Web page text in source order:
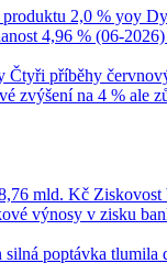
2,0 % yoy
4,96 % (06-2026)
Čtyři příběhy
zvýšení na 4 % ale
mld. Kč Ziskovost
výnosy v zisku
poptávka